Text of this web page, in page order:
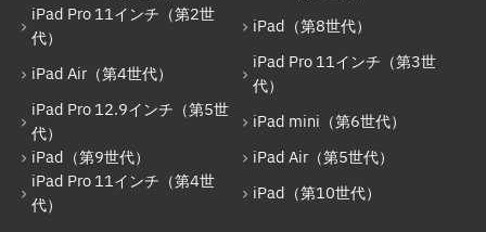
iPad Pro 12.9インチ（第5世代）
iPad mini（第6世代）
iPad（第9世代）
iPad Pro 11インチ（第2世
代）
iPad（第8世代）
iPad Air（第4世代）
iPad Pro 11インチ（第3世
代）
iPad Pro 12.9インチ（第5世
代）
iPad mini（第6世代）
iPad（第9世代）
iPad Air（第5世代）
iPad Pro 11インチ（第4世
代）
iPad（第10世代）